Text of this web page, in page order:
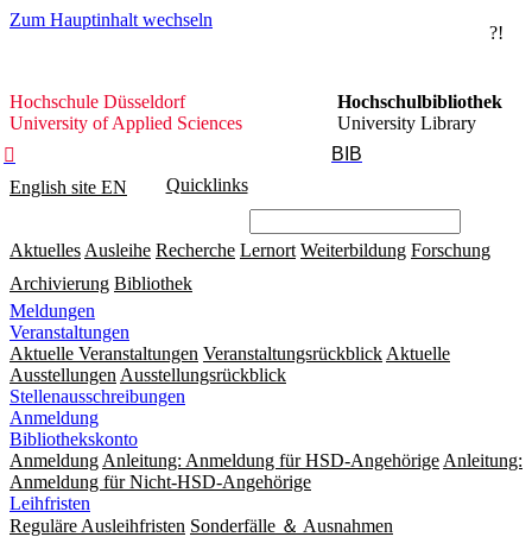
Zum Hauptinhalt wechseln
?!
Hochschule
Düsseldorf
Hochschule Düsseldorf
University of Applied Sciences
Hochschulbibliothek
University Library

BIB
English site EN Quicklinks
Aktuelles Ausleihe Recherche Lernort Weiterbildung Forschung
Archivierung Bibliothek
Meldungen
Veranstaltungen
Aktuelle Veranstaltungen Veranstaltungsrückblick Aktuelle
Ausstellungen Ausstellungsrückblick
Stellenausschreibungen
Anmeldung
Bibliothekskonto
Anmeldung Anleitung: Anmeldung für HSD-Angehörige Anleitung:
Anmeldung für Nicht-HSD-Angehörige
Leihfristen
Reguläre Ausleihfristen Sonderfälle ＆ Ausnahmen